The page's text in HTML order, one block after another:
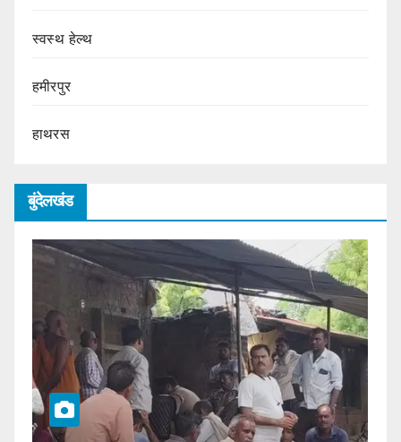
स्वस्थ हेल्थ
हमीरपुर
हाथरस
बुंदेलखंड